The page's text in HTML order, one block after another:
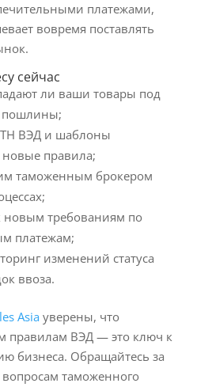
платежами,
вовремя поставлять
сейчас
ли ваши товары под
пошлины;
ВЭД и шаблоны
правила;
таможенным брокером
новым требованиям по
платежам;
изменений статуса
ввоза.
Asia уверены, что
правилам ВЭД — это ключ к
бизнеса. Обращайтесь за
таможенного